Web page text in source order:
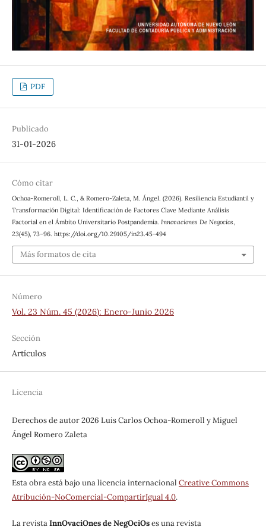
PDF
Publicado
31-01-2026
Cómo citar
Ochoa-Romeroll, L. C., & Romero-Zaleta, M. Ángel. (2026). Resiliencia Estudiantil y
Transformación Digital: Identificación de Factores Clave Mediante Análisis
Factorial en el Ámbito Universitario Postpandemia. Innovaciones De Negocios
23(45), 73–96. https://doi.org/10.29105/in23.45-494
Más formatos de cita
Número
Vol. 23 Núm. 45 (2026): Enero-Junio 2026
Sección
Artículos
Licencia
Derechos de autor 2026 Luis Carlos Ochoa-Romeroll y Miguel
Ángel Romero Zaleta
Esta obra está bajo una licencia internacional Creative Commons
Atribución-NoComercial-CompartirIgual 4.0.
La revistaInnOvaciOnes de NegOciOses una revista